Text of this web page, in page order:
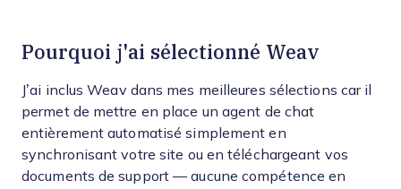
Pourquoi j'ai sélectionné Weav
J’ai inclus Weav dans mes meilleures sélections car il
permet de mettre en place un agent de chat
entièrement automatisé simplement en
synchronisant votre site ou en téléchargeant vos
documents de support — aucune compétence en